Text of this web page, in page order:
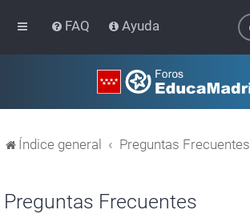
FAQ Ayuda
Índice general Preguntas Frecuentes
Preguntas Frecuentes